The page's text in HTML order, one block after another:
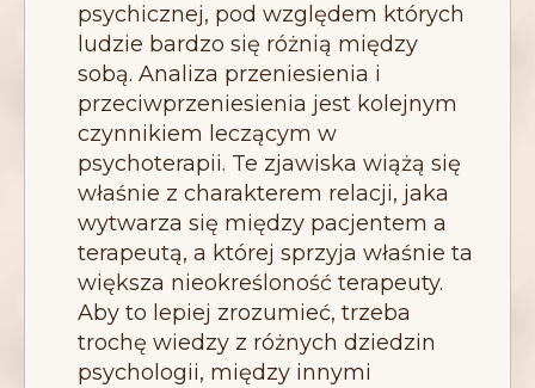
psychicznej, pod względem których
ludzie bardzo się różnią między
sobą. Analiza przeniesienia i
przeciwprzeniesienia jest kolejnym
czynnikiem leczącym w
psychoterapii. Te zjawiska wiążą się
właśnie z charakterem relacji, jaka
wytwarza się między pacjentem a
terapeutą, a której sprzyja właśnie ta
większa nieokreśloność terapeuty.
Aby to lepiej zrozumieć, trzeba
trochę wiedzy z różnych dziedzin
psychologii, między innymi